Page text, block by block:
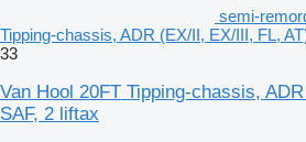
semi-
Tipping-chassis, ADR (EX/II, EX/III, FL,
33
Van Hool 20FT Tipping-chassis,
SAF, 2 liftax